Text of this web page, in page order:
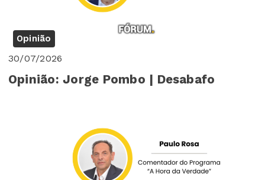
Opinião
30/07/2026
Opinião: Jorge Pombo | Desabafo